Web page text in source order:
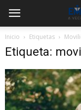
Inicio Etiquetas
Etiqueta: